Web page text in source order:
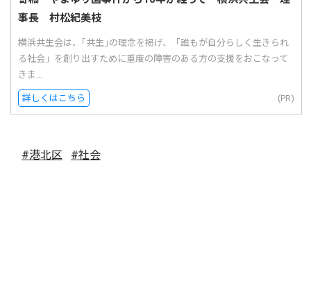
事長 村松紀美枝
横浜共生会は、｢共生｣の理念を掲げ、「誰もが自分らしく生きられ
る社会」を創り出すために重度の障害のある方の支援をおこなって
きま...
詳しくはこちら (PR)
#港北区 #社会